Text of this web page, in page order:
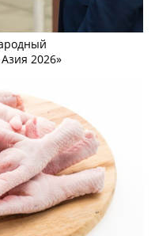
2026»